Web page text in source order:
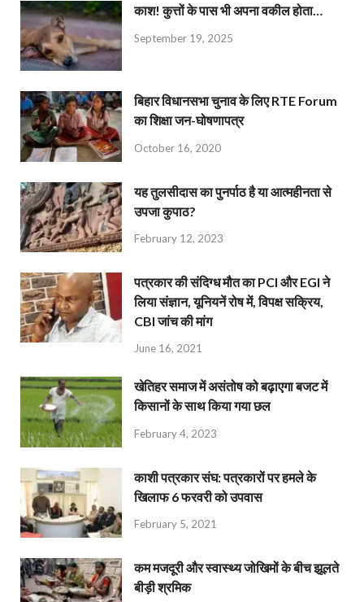
काश! कुत्तों के पास भी अपना वकील होता…
September 19, 2025
बिहार विधानसभा चुनाव के लिए RTE Forum
का शिक्षा जन-घोषणापत्र
October 16, 2020
यह तुलसीदास का पुनर्पाठ है या आत्महीनता से
उपजा कुपाठ?
February 12, 2023
पत्रकार की संदिग्ध मौत का PCI और EGI ने
लिया संज्ञान, यूनियनें रोष में, विपक्ष सक्रिय,
CBI जांच की मांग
June 16, 2021
खेतिहर समाज में असंतोष को बढ़ाएगा बजट में
किसानों के साथ किया गया छल
February 4, 2023
काशी पत्रकार संघ: पत्रकारों पर हमले के
खिलाफ 6 फरवरी को उपवास
February 5, 2021
कम मजदूरी और स्वास्थ्य जोखिमों के बीच झूलते
बीड़ी श्रमिक